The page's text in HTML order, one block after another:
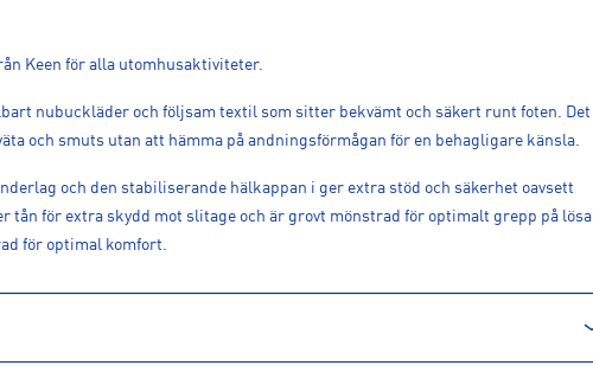
Keen för alla utomhusaktiviteter.
nubuckläder och följsam textil som sitter bekvämt och säkert runt foten. Det
och smuts utan att hämma på andningsförmågan för en behagligare känsla.
och den stabiliserande hälkappan i ger extra stöd och säkerhet oavsett
tån för extra skydd mot slitage och är grovt mönstrad för optimalt grepp på lösa
för optimal komfort.